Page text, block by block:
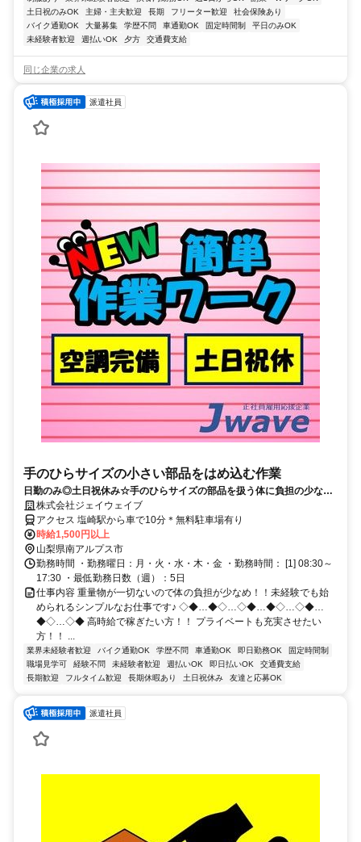
土日祝のみOK
主婦・主夫歓迎 長期 フリーター歓迎
社会保険あり
バイク通勤OK
大量募集 学歴不問 車通勤OK 固定時間制
平日のみOK
未経験者歓迎
週払いOK 夕方 交通費支給
同じ企業の求人
派遣社員
手のひらサイズの小さい部品をはめ込む作業
日勤のみ◎土日祝休み☆手のひらサイズの部品を扱う体に負担の少ない
作業♪株式会社ジェイウェイブ
アクセス 塩崎駅から車で10分＊無料駐車場有り
時給1,500円以上
山梨県南アルプス市
勤務時間 ・勤務曜日：月・火・水・木・金 ・勤務時間： [1] 08:30～
17:30 ・最低勤務日数（週）：5日
仕事内容 重量物が一切ないので体の負担が少なめ！！未経験でも始
められるシンプルなお仕事です♪ ◇◆…◆◇…◇◆…◆◇…◇◆…
◆◇…◇◆ 高時給で稼ぎたい方！！ プライベートも充実させたい
方！！ ...
業界未経験者歓迎 バイク通勤OK 学歴不問 車通勤OK 即日勤務OK
固定時間制
職場見学可
経験不問 未経験者歓迎 週払いOK 即日払いOK
交通費支給
長期歓迎
フルタイム歓迎 長期休暇あり 土日祝休み 友達と応募OK
派遣社員